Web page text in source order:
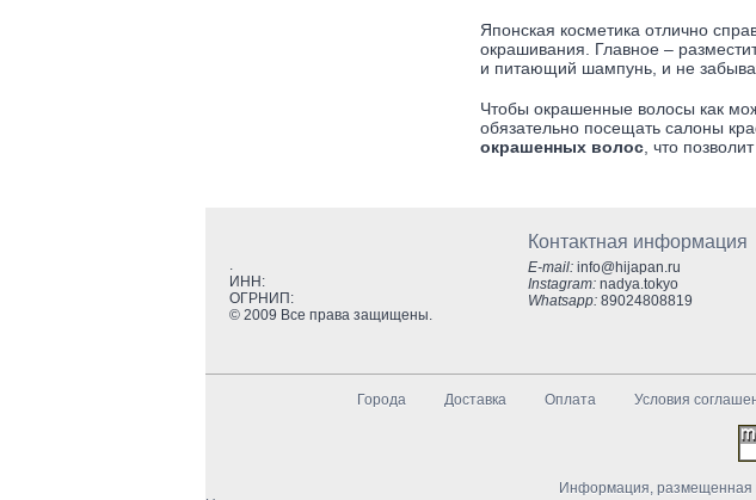
Японская косметика отлично
окрашивания. Главное –
и питающий шампунь, и не
Чтобы окрашенные волосы как
обязательно посещать салоны
окрашенных волос , что
.
ИНН:
ОГРНИП:
© 2009 Все права защищены.
Контактная информация
E-mail: info@hijapan.ru
Instagram: nadya.tokyo
Whatsapp: 89024808819
Города Доставка Оплата Условия
Информация, размещенная